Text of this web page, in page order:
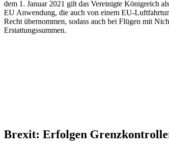
dem 1. Januar 2021 gilt das Vereinigte Königreich
EU Anwendung, die auch von einem EU-
Recht übernommen, sodass auch bei Flügen mit
Erstattungssummen.
Brexit: Erfolgen